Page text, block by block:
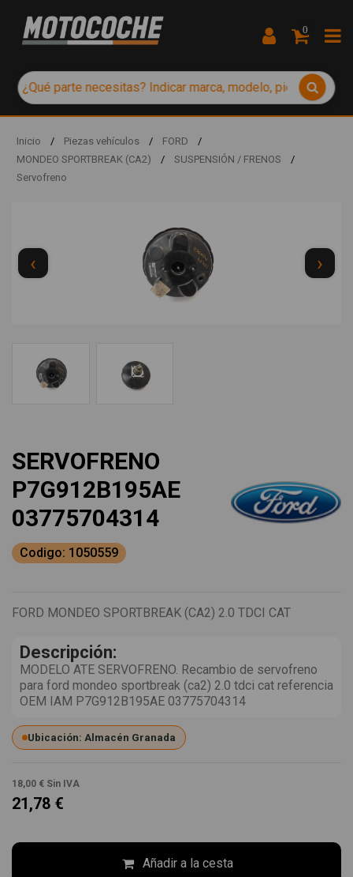
0
Inicio / Piezas vehículos / FORD
/
MONDEO SPORTBREAK (CA2)
/ SUSPENSIÓN / FRENOS
/
Servofreno
‹ ›
SERVOFRENO
P7G912B195AE
03775704314
Codigo: 1050559
FORD MONDEO SPORTBREAK (CA2) 2.0 TDCI CAT
Descripción:
MODELO ATE SERVOFRENO. Recambio de servofreno
para ford mondeo sportbreak (ca2) 2.0 tdci cat referencia
OEM IAM P7G912B195AE 03775704314
Ubicación: Almacén Granada
18,00 € Sin IVA
21,78 €
Añadir a la cesta